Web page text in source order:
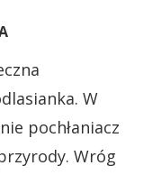
W
pochłaniacz
Wróg